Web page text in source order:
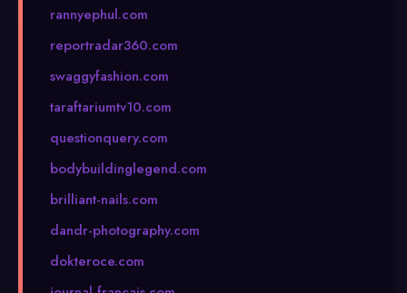
rannyephul.com
reportradar360.com
swaggyfashion.com
taraftariumtv10.com
questionquery.com
bodybuildinglegend.com
brilliant-nails.com
dandr-photography.com
dokteroce.com